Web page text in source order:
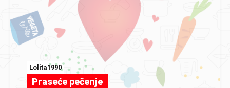
Lolita1990
Praseće pečenje